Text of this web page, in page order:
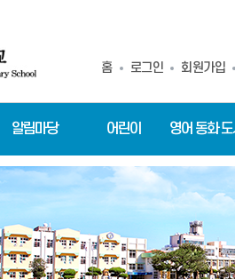
홈 로그인 회원가입
알림마당 어린이 영어 동화